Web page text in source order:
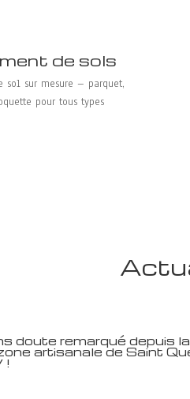
de sols
sol sur mesure – parquet,
pour tous types
doute remarqué depuis
artisanale de Saint
!